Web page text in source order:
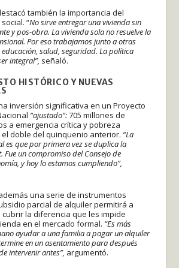
también la importancia del
“No sirve entregar una vivienda sin
y pos-obra. La vivienda sola no resuelve la
Por eso trabajamos junto a otras
salud, seguridad. La política
integral”, señaló.
HISTÓRICO Y NUEVAS
inversión significativa en un Proyecto
“ajustado”:705 millones de
a emergencia crítica y pobreza
doble del quinquenio anterior. “La
es que por primera vez se duplica la
Fue un compromiso del Consejo de
y hoy lo estamos cumpliendo”,
una serie de instrumentos
parcial de alquiler permitirá a
la diferencia que les impide
en el mercado formal. “Es más
ayudar a una familia a pagar un alquiler
en un asentamiento para después
intervenir antes”, argumentó.